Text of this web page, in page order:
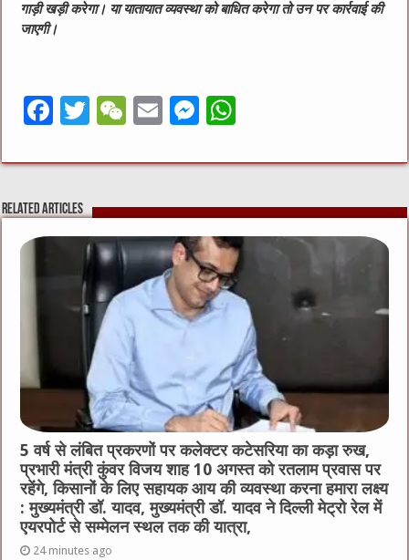
गाड़ी खड़ी करेगा‌। या यातायात व्यवस्था को बाधित करेगा तो उन पर कार्रवाई की
जाएगी।
F
c
e
b
T
it
te
r
W
C
h
at
E
ai
l
M
ss
e
n
g
er
at
s
A
p
p
Related Articles
5 वर्ष से लंबित प्रकरणों पर कलेक्टर कटेसरिया का कड़ा रुख,
प्रभारी मंत्री कुंवर विजय शाह 10 अगस्त को रतलाम प्रवास पर
रहेंगे, किसानों के लिए सहायक आय की व्यवस्था करना हमारा लक्ष्य
: मुख्यमंत्री डॉ. यादव, मुख्यमंत्री डॉ. यादव ने दिल्ली मेट्रो रेल में
एयरपोर्ट से सम्मेलन स्थल तक की यात्रा,
24 minutes ago